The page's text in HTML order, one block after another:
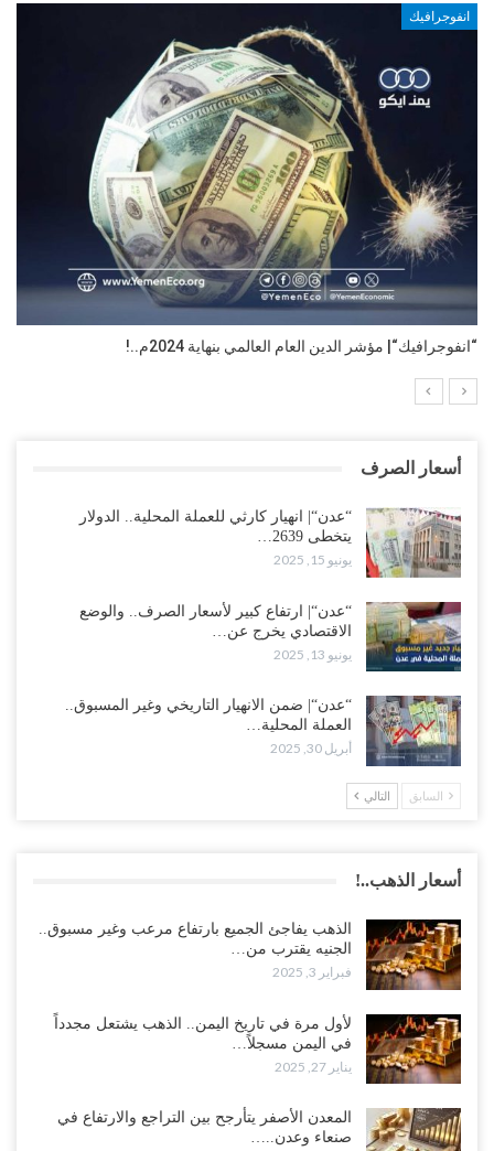
انفوجرافيك
“انفوجرافيك“| مؤشر الدين العام العالمي بنهاية 2024م..!
أسعار الصرف
“عدن“| انهيار كارثي للعملة المحلية.. الدولار
يتخطى 2639…
يونيو 15, 2025
“عدن“| ارتفاع كبير لأسعار الصرف.. والوضع
الاقتصادي يخرج عن…
يونيو 13, 2025
“عدن“| ضمن الانهيار التاريخي وغير المسبوق..
العملة المحلية…
أبريل 30, 2025
السابق التالي
أسعار الذهب..!
الذهب يفاجئ الجميع بارتفاع مرعب وغير مسبوق..
الجنيه يقترب من…
فبراير 3, 2025
لأول مرة في تاريخ اليمن.. الذهب يشتعل مجدداً
في اليمن مسجلاً…
يناير 27, 2025
المعدن الأصفر يتأرجح بين التراجع والارتفاع في
صنعاء وعدن..…